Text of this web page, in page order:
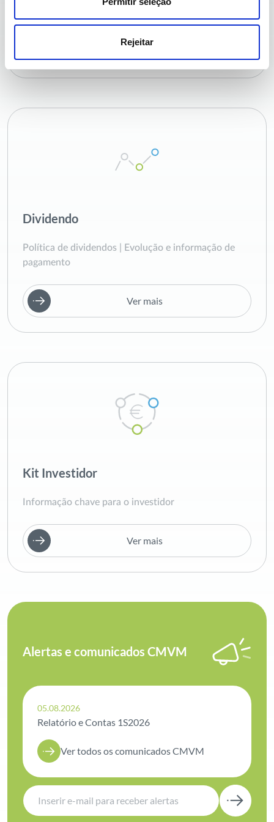
Rejeitar
Ver mais
Dividendo
Política de dividendos | Evolução e informação de
pagamento
Ver mais
Kit Investidor
Informação chave para o investidor
Ver mais
Alertas e comunicados CMVM
05.08.2026
Relatório e Contas 1S2026
Ver todos os comunicados CMVM